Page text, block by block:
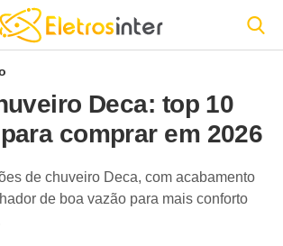
Deca: top 10
comprar em 2026
de chuveiro Deca, com acabamento
de boa vazão para mais conforto